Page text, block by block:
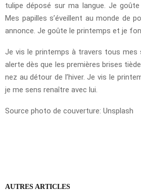
tulipe déposé sur ma langue. Je
Mes papilles s’éveillent au monde de
annonce. Je goûte le printemps et je
Je vis le printemps à travers tous mes
alerte dès que les premières brises
nez au détour de l’hiver. Je vis le
je me sens renaître avec lui.
Source photo de couverture: Unsplash
AUTRES ARTICLES